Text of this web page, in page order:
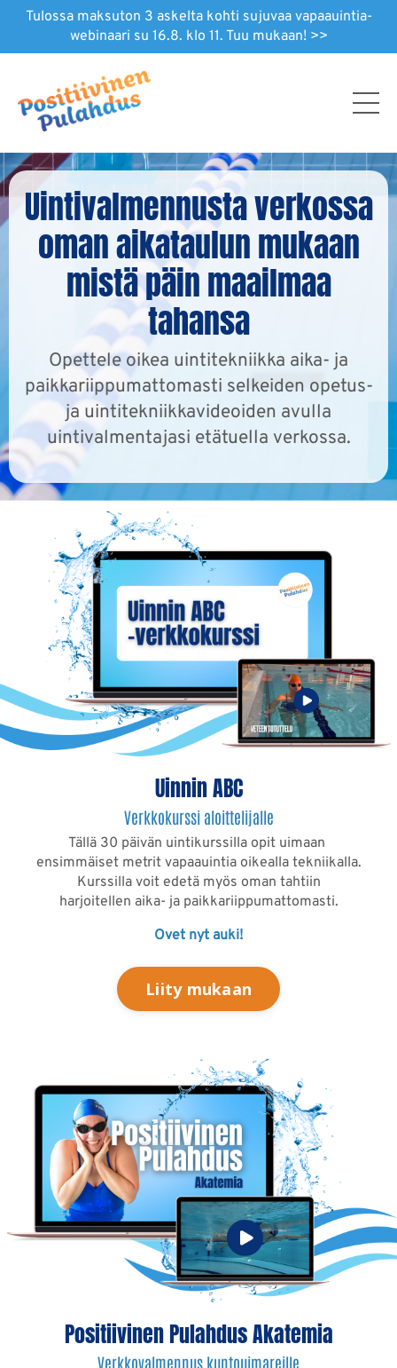
Tulossa maksuton 3 askelta kohti sujuvaa vapaauintia-
webinaari su 16.8. klo 11. Tuu mukaan! >>
Uintivalmennusta verkossa
oman aikataulun mukaan
mistä päin maailmaa
tahansa
Opettele oikea uintitekniikka aika- ja
paikkariippumattomasti selkeiden opetus-
ja uintitekniikkavideoiden avulla
uintivalmentajasi etätuella verkossa.
Uinnin ABC
Verkkokurssi aloittelijalle
Tällä 30 päivän uintikurssilla opit uimaan
ensimmäiset metrit vapaauintia oikealla tekniikalla.
Kurssilla voit edetä myös oman tahtiin
harjoitellen aika- ja paikkariippumattomasti.
Ovet nyt auki!
Liity mukaan
Positiivinen Pulahdus Akatemia
Verkkovalmennus kuntouimareille